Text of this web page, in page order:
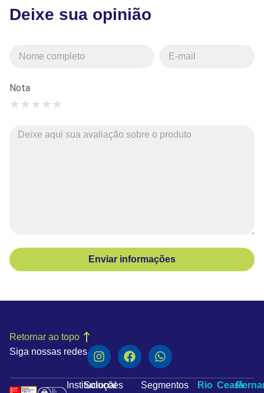
Deixe sua opinião
Nota
★
★
★
★
★
Enviar informações
Siga nossas redes
Retornar ao topo
Institucional
Soluções Segmentos
Rio Ceará